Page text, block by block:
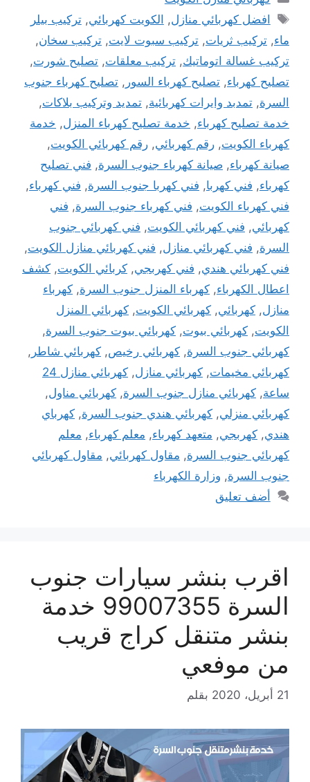
الوسوم
افضل كهربائي منازل, الكويت كهربائي,تركيب بيلر
ماء, تركيب ثريات, تركيب سبوت لايت, تركيب سخان,
تركيب غسالة اتوماتيك, تركيب معلقات, تصليح شورت,
تصليح كهرباء, تصليح كهرباء السور , تصليح كهرباء جنوب
السرة, تمدبد وايرات كهربائية, تمديد وتركيب بلاكات,
خدمة تصليح كهرباء, خدمة تصليح كهرباء المنزل, خدمة
كهرباء الكويت, رقم كهربائي, رقم كهربائي الكويت,
صيانة كهرباء, صيانة كهرباء جنوب السرة, فني تصليح
كهرباء, فني كهربا, فني كهربا جنوب السرة, فني كهرباء,
فني كهرباء الكويت, فني كهرباء جنوب السرة, فني
كهربائي, فني كهربائي الكويت, فني كهربائي جنوب
السرة, فني كهربائي منازل, فني كهربائي منازل الكويت,
فني كهربائي هندي, فني كهربجي, كربائي الكويت, كشف
اعطال الكهرباء, كهرباء المنزل جنوب السرة, كهرباء
منازل, كهربائي, كهربائي الكويت, كهربائي المنزل
الكويت, كهربائي بيوت, كهربائي بيوت جنوب السرة,
كهربائي جنوب السرة, كهربائي رخيص, كهربائي شاطر ,
كهربائي مخيمات, كهربائي منازل,
كهربائي منازل 24
ساعة, كهربائي منازل جنوب السرة, كهربائي مناول,
كهربائي منزلي, كهربائي هندي جنوب السرة, كهرباي
هندي, كهربجي, متعهد كهرباء, معلم كهرباء, معلم
كهربائي جنوب السرة, مقاول كهربائي, مقاول كهربائي
جنوب السرة, وزارة الكهرباء
أضف تعليق
اقرب بنشر سيارات جنوب
السرة 99007355 خدمة
بنشر متنقل كراج قريب
من موفعي
21 أبريل، 2020 بقلم